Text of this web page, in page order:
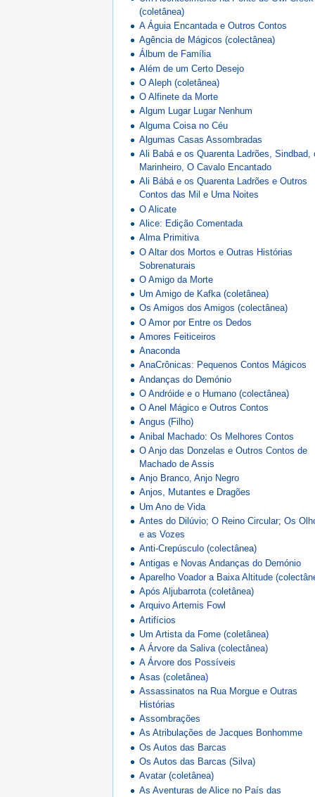
(coletânea)
A Águia Encantada e Outros Contos
Agência de Mágicos (colectânea)
Álbum de Família
Além de um Certo Desejo
O Aleph (coletânea)
O Alfinete da Morte
Algum Lugar Lugar Nenhum
Alguma Coisa no Céu
Algumas Casas Assombradas
Ali Babá e os Quarenta Ladrões, Sindbad,
Marinheiro, O Cavalo Encantado
Ali Bábá e os Quarenta Ladrões e Outros
Contos das Mil e Uma Noites
O Alicate
Alice: Edição Comentada
Alma Primitiva
O Altar dos Mortos e Outras Histórias
Sobrenaturais
O Amigo da Morte
Um Amigo de Kafka (coletânea)
Os Amigos dos Amigos (colectânea)
O Amor por Entre os Dedos
Amores Feiticeiros
Anaconda
AnaCrônicas: Pequenos Contos Mágicos
Andanças do Demónio
O Andróide e o Humano (colectânea)
O Anel Mágico e Outros Contos
Angus (Filho)
Anibal Machado: Os Melhores Contos
O Anjo das Donzelas e Outros Contos de
Machado de Assis
Anjo Branco, Anjo Negro
Anjos, Mutantes e Dragões
Um Ano de Vida
Antes do Dilúvio; O Reino Circular; Os
e as Vozes
Anti-Crepúsculo (colectânea)
Antigas e Novas Andanças do Demónio
Aparelho Voador a Baixa Altitude
Após Aljubarrota (coletânea)
Arquivo Artemis Fowl
Artifícios
Um Artista da Fome (coletânea)
A Árvore da Saliva (colectânea)
A Árvore dos Possíveis
Asas (coletânea)
Assassinatos na Rua Morgue e Outras
Histórias
Assombrações
As Atribulações de Jacques Bonhomme
Os Autos das Barcas
Os Autos das Barcas (Silva)
Avatar (coletânea)
As Aventuras de Alice no País das